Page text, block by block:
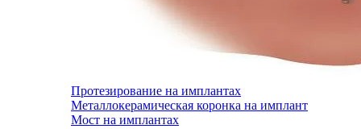
Протезирование на имплантах
Металлокерамическая коронка на имплант
Мост на имплантах